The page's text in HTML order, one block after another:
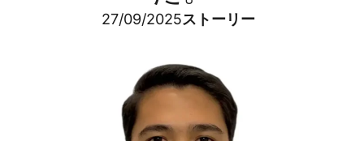
27/09/2025ストーリー